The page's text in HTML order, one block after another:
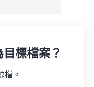
標檔案？
檔。